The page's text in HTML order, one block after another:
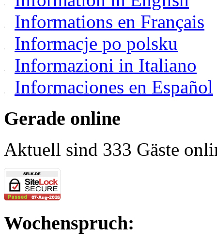
Informations en Français
Informacje po polsku
Informazioni in Italiano
Informaciones en Español
Gerade online
Aktuell sind 333 Gäste
Wochenspruch: